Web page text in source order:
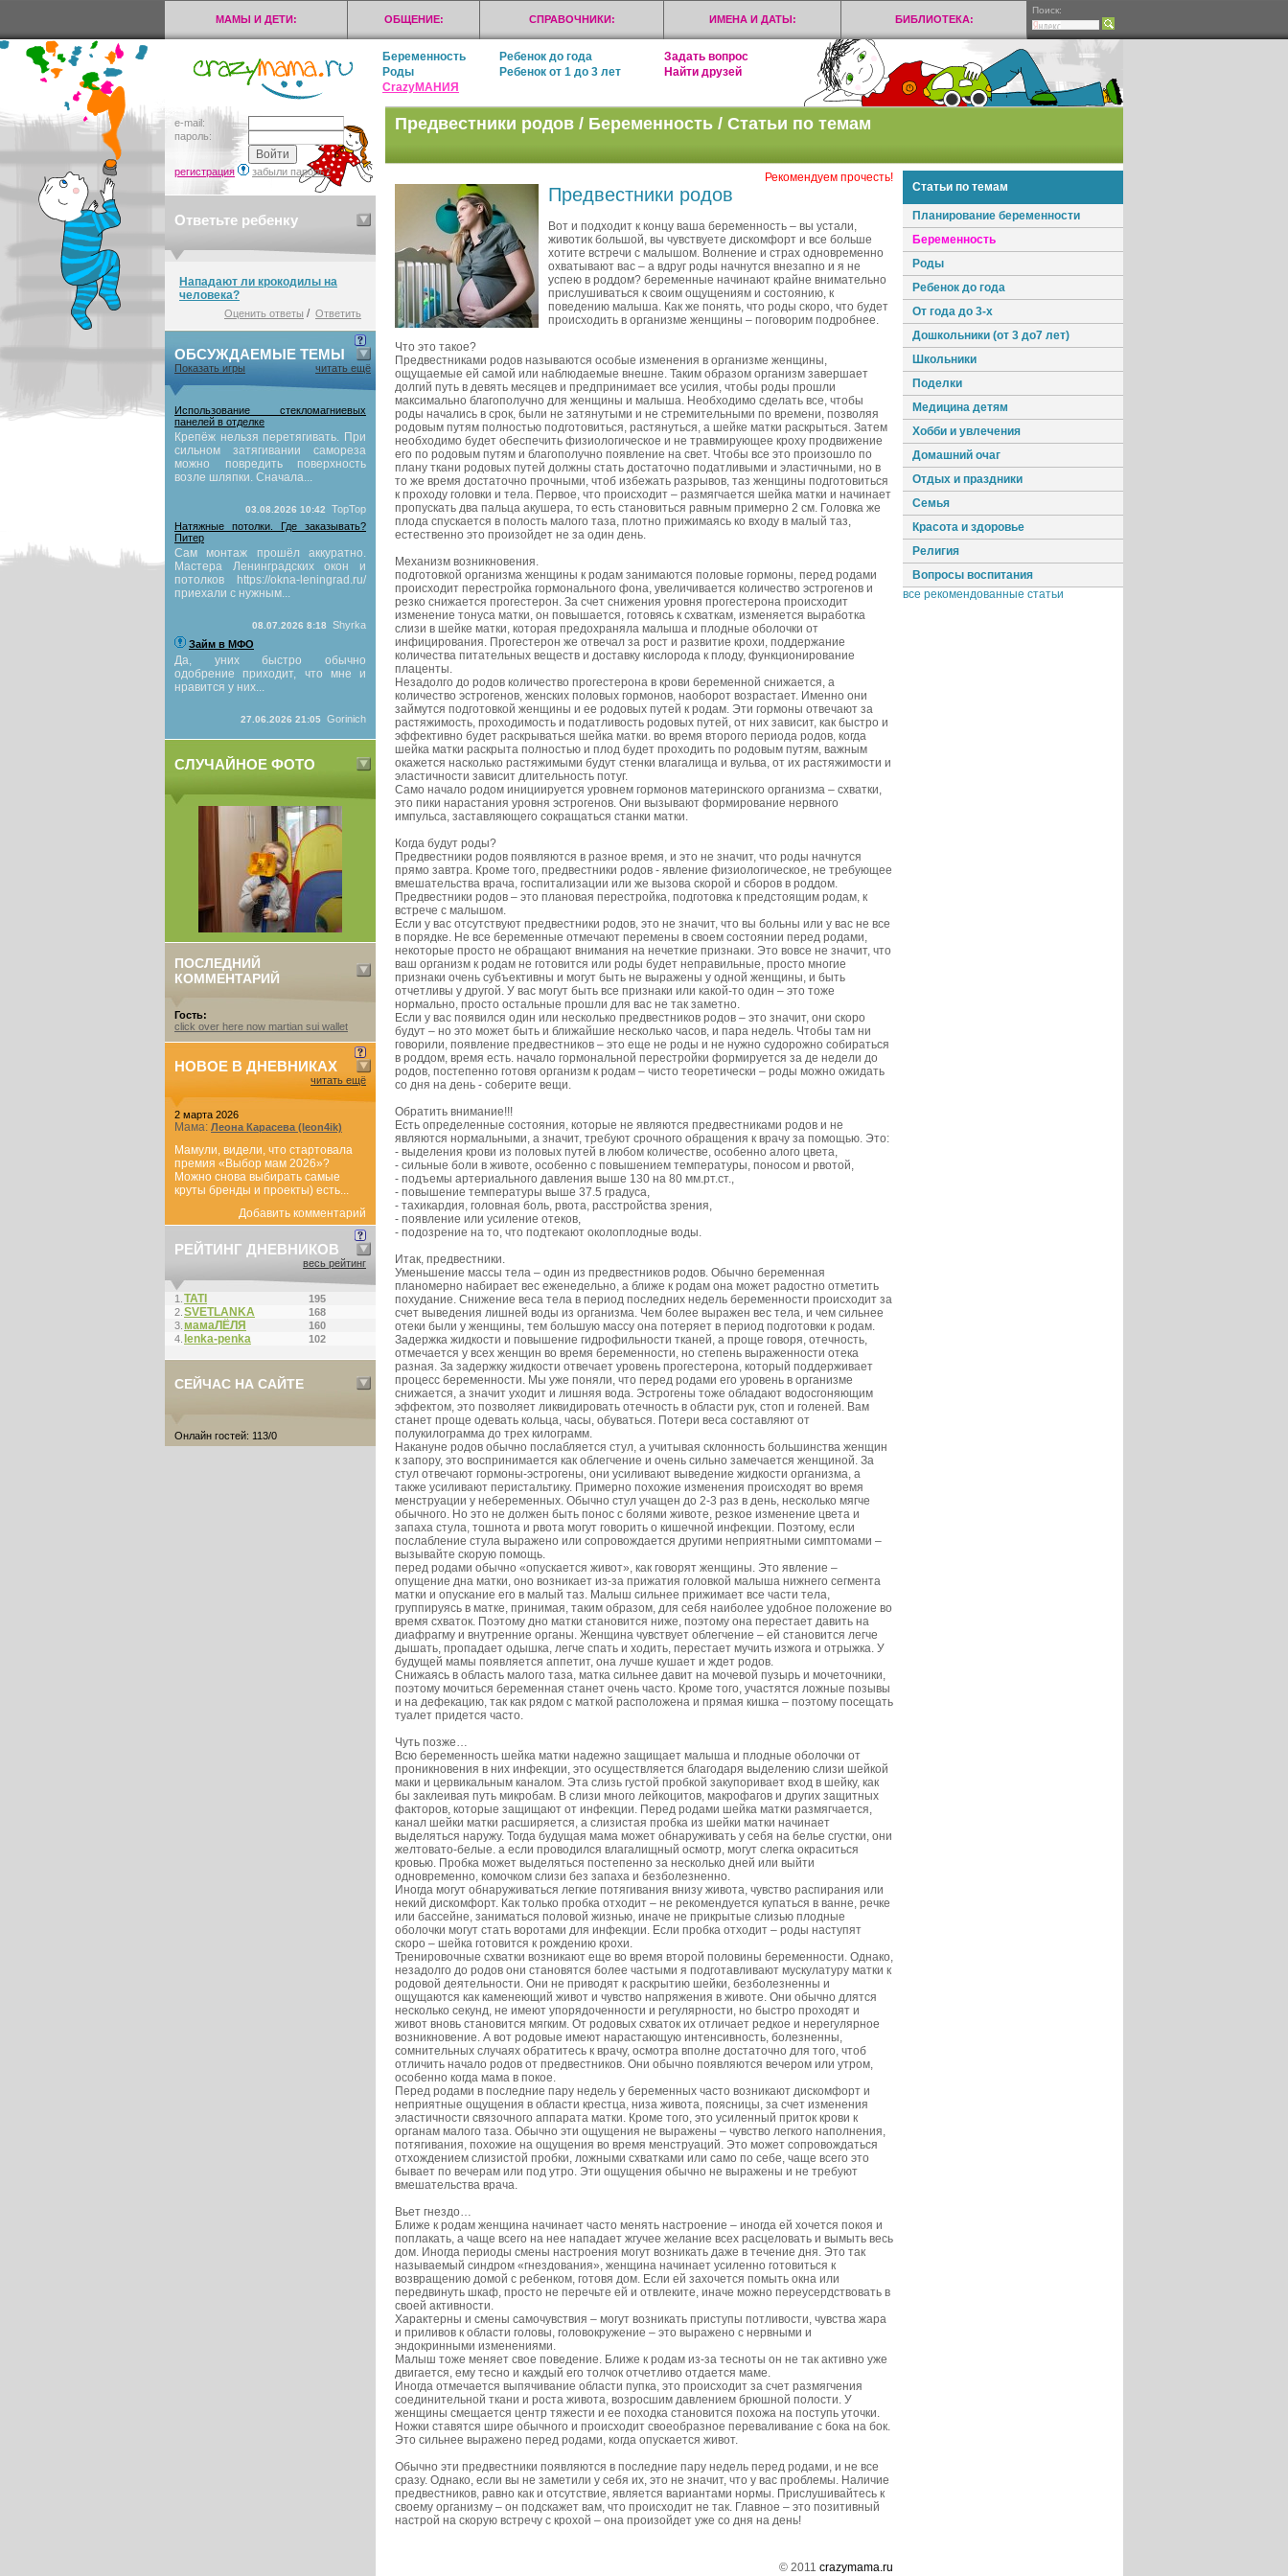
МАМЫ И ДЕТИ: ОБЩЕНИЕ: СПРАВОЧНИКИ: ИМЕНА И ДАТЫ: БИБЛИОТЕКА:
Поиск:
Беременность Ребенок до года
Задать вопрос
Роды
Ребенок от 1 до 3 лет
Найти друзей
CrazyМАНИЯ
e-mail:
пароль:
регистрация забыли пароль?
Ответьте ребенку
Нападают ли крокодилы на
человека?
Оценить ответы / Ответить
ОБСУЖДАЕМЫЕ ТЕМЫ
Показать игры читать ещё
Использование стекломагниевых
панелей в отделке
Крепёж нельзя перетягивать. При
сильном затягивании самореза
можно повредить поверхность
возле шляпки. Сначала...
03.08.2026 10:42
TopTop
Натяжные потолки. Где заказывать?
Питер
Сам монтаж прошёл аккуратно.
Мастера Ленинградских окон и
потолков https://okna-leningrad.ru/
приехали с нужным...
08.07.2026 8:18
Shyrka
Займ в МФО
Да, уних быстро обычно
одобрение приходит, что мне и
нравится у них...
27.06.2026 21:05 Gorinich
СЛУЧАЙНОЕ ФОТО
ПОСЛЕДНИЙ
КОММЕНТАРИЙ
Гость:
click over here now martian sui wallet
НОВОЕ В ДНЕВНИКАХ
читать ещё
2 марта 2026
Мама: Леона Карасева (leon4ik)
Мамули, видели, что стартовала
премия «Выбор мам 2026»?
Можно снова выбирать самые
круты бренды и проекты) есть...
Добавить комментарий
РЕЙТИНГ ДНЕВНИКОВ
весь рейтинг
1. ТАТI
195
2. SVETLANKA
168
3. мамаЛЁЛЯ
160
4. lenka-penka 102
СЕЙЧАС НА САЙТЕ
Онлайн гостей: 113/0
Предвестники родов / Беременность / Статьи по темам
Рекомендуем прочесть!
Предвестники родов
Вот и подходит к концу ваша беременность – вы устали,
животик большой, вы чувствуете дискомфорт и все больше
хотите встречи с малышом. Волнение и страх одновременно
охватывают вас – а вдруг роды начнутся внезапно и я не
успею в роддом? беременные начинают крайне внимательно
прислушиваться к своим ощущениям и состоянию, к
поведению малыша. Как же понять, что роды скоро, что будет
происходить в организме женщины – поговорим подробнее.
Что это такое?
Предвестниками родов называются особые изменения в организме женщины,
ощущаемые ей самой или наблюдаемые внешне. Таким образом организм завершает
долгий путь в девять месяцев и предпринимает все усилия, чтобы роды прошли
максимально благополучно для женщины и малыша. Необходимо сделать все, чтобы
роды начались в срок, были не затянутыми и не стремительными по времени, позволяя
родовым путям полностью подготовиться, растянуться, а шейке матки раскрыться. Затем
необходимо будет обеспечить физиологическое и не травмирующее кроху продвижение
его по родовым путям и благополучно появление на свет. Чтобы все это произошло по
плану ткани родовых путей должны стать достаточно податливыми и эластичными, но в
то же время достаточно прочными, чтоб избежать разрывов, таз женщины подготовиться
к проходу головки и тела. Первое, что происходит – размягчается шейка матки и начинает
пропускать два пальца акушера, то есть становиться равным примерно 2 см. Головка же
плода спускается в полость малого таза, плотно прижимаясь ко входу в малый таз,
естественно это произойдет не за один день.
Механизм возникновения.
подготовкой организма женщины к родам занимаются половые гормоны, перед родами
происходит перестройка гормонального фона, увеличивается количество эстрогенов и
резко снижается прогестерон. За счет снижения уровня прогестерона происходит
изменение тонуса матки, он повышается, готовясь к схваткам, изменяется выработка
слизи в шейке матки, которая предохраняла малыша и плодные оболочки от
инфицирования. Прогестерон же отвечал за рост и развитие крохи, поддержание
количества питательных веществ и доставку кислорода к плоду, функционирование
плаценты.
Незадолго до родов количество прогестерона в крови беременной снижается, а
количество эстрогенов, женских половых гормонов, наоборот возрастает. Именно они
займутся подготовкой женщины и ее родовых путей к родам. Эти гормоны отвечают за
растяжимость, проходимость и податливость родовых путей, от них зависит, как быстро и
эффективно будет раскрываться шейка матки. во время второго периода родов, когда
шейка матки раскрыта полностью и плод будет проходить по родовым путям, важным
окажется насколько растяжимыми будут стенки влагалища и вульва, от их растяжимости и
эластичности зависит длительность потуг.
Само начало родом инициируется уровнем гормонов материнского организма – схватки,
это пики нарастания уровня эстрогенов. Они вызывают формирование нервного
импульса, заставляющего сокращаться станки матки.
Когда будут роды?
Предвестники родов появляются в разное время, и это не значит, что роды начнутся
прямо завтра. Кроме того, предвестники родов - явление физиологическое, не требующее
вмешательства врача, госпитализации или же вызова скорой и сборов в роддом.
Предвестники родов – это плановая перестройка, подготовка к предстоящим родам, к
встрече с малышом.
Если у вас отсутствуют предвестники родов, это не значит, что вы больны или у вас не все
в порядке. Не все беременные отмечают перемены в своем состоянии перед родами,
некоторые просто не обращают внимания на нечеткие признаки. Это вовсе не значит, что
ваш организм к родам не готовится или роды будет неправильные, просто многие
признаки очень субъективны и могут быть не выражены у одной женщины, и быть
отчетливы у другой. У вас могут быть все признаки или какой-то один – это тоже
нормально, просто остальные прошли для вас не так заметно.
Если у вас появился один или несколько предвестников родов – это значит, они скоро
будут – но это может быть и ближайшие несколько часов, и пара недель. Чтобы там ни
говорили, появление предвестников – это еще не роды и не нужно судорожно собираться
в роддом, время есть. начало гормональной перестройки формируется за де недели до
родов, постепенно готовя организм к родам – чисто теоретически – роды можно ожидать
со дня на день - соберите вещи.
Обратить внимание!!!
Есть определенные состояния, которые не являются предвестниками родов и не
являются нормальными, а значит, требуют срочного обращения к врачу за помощью. Это:
- выделения крови из половых путей в любом количестве, особенно алого цвета,
- сильные боли в животе, особенно с повышением температуры, поносом и рвотой,
- подъемы артериального давления выше 130 на 80 мм.рт.ст.,
- повышение температуры выше 37.5 градуса,
- тахикардия, головная боль, рвота, расстройства зрения,
- появление или усиление отеков,
- подозрение на то, что подтекают околоплодные воды.
Итак, предвестники.
Уменьшение массы тела – один из предвестников родов. Обычно беременная
планомерно набирает вес еженедельно, а ближе к родам она может радостно отметить
похудание. Снижение веса тела в период последних недель беременности происходит за
счет выведения лишней воды из организма. Чем более выражен вес тела, и чем сильнее
отеки были у женщины, тем большую массу она потеряет в период подготовки к родам.
Задержка жидкости и повышение гидрофильности тканей, а проще говоря, отечность,
отмечается у всех женщин во время беременности, но степень выраженности отека
разная. За задержку жидкости отвечает уровень прогестерона, который поддерживает
процесс беременности. Мы уже поняли, что перед родами его уровень в организме
снижается, а значит уходит и лишняя вода. Эстрогены тоже обладают водосгоняющим
эффектом, это позволяет ликвидировать отечность в области рук, стоп и голеней. Вам
станет проще одевать кольца, часы, обуваться. Потери веса составляют от
полукилограмма до трех килограмм.
Накануне родов обычно послабляется стул, а учитывая склонность большинства женщин
к запору, это воспринимается как облегчение и очень сильно замечается женщиной. За
стул отвечают гормоны-эстрогены, они усиливают выведение жидкости организма, а
также усиливают перистальтику. Примерно похожие изменения происходят во время
менструации у небеременных. Обычно стул учащен до 2-3 раз в день, несколько мягче
обычного. Но это не должен быть понос с болями животе, резкое изменение цвета и
запаха стула, тошнота и рвота могут говорить о кишечной инфекции. Поэтому, если
послабление стула выражено или сопровождается другими неприятными симптомами –
вызывайте скорую помощь.
перед родами обычно «опускается живот», как говорят женщины. Это явление –
опущение дна матки, оно возникает из-за прижатия головкой малыша нижнего сегмента
матки и опускание его в малый таз. Малыш сильнее прижимает все части тела,
группируясь в матке, принимая, таким образом, для себя наиболее удобное положение во
время схваток. Поэтому дно матки становится ниже, поэтому она перестает давить на
диафрагму и внутренние органы. Женщина чувствует облегчение – ей становится легче
дышать, пропадает одышка, легче спать и ходить, перестает мучить изжога и отрыжка. У
будущей мамы появляется аппетит, она лучше кушает и ждет родов.
Снижаясь в область малого таза, матка сильнее давит на мочевой пузырь и мочеточники,
поэтому мочиться беременная станет очень часто. Кроме того, участятся ложные позывы
и на дефекацию, так как рядом с маткой расположена и прямая кишка – поэтому посещать
туалет придется часто.
Чуть позже…
Всю беременность шейка матки надежно защищает малыша и плодные оболочки от
проникновения в них инфекции, это осуществляется благодаря выделению слизи шейкой
маки и цервикальным каналом. Эта слизь густой пробкой закупоривает вход в шейку, как
бы заклеивая путь микробам. В слизи много лейкоцитов, макрофагов и других защитных
факторов, которые защищают от инфекции. Перед родами шейка матки размягчается,
канал шейки матки расширяется, а слизистая пробка из шейки матки начинает
выделяться наружу. Тогда будущая мама может обнаруживать у себя на белье сгустки, они
желтовато-белые. а если проводился влагалищный осмотр, могут слегка окраситься
кровью. Пробка может выделяться постепенно за несколько дней или выйти
одновременно, комочком слизи без запаха и безболезненно.
Иногда могут обнаруживаться легкие потягивания внизу живота, чувство распирания или
некий дискомфорт. Как только пробка отходит – не рекомендуется купаться в ванне, речке
или бассейне, заниматься половой жизнью, иначе не прикрытые слизью плодные
оболочки могут стать воротами для инфекции. Если пробка отходит – роды наступят
скоро – шейка готовится к рождению крохи.
Тренировочные схватки возникают еще во время второй половины беременности. Однако,
незадолго до родов они становятся более частыми я подготавливают мускулатуру матки к
родовой деятельности. Они не приводят к раскрытию шейки, безболезненны и
ощущаются как каменеющий живот и чувство напряжения в животе. Они обычно длятся
несколько секунд, не имеют упорядоченности и регулярности, но быстро проходят и
живот вновь становится мягким. От родовых схваток их отличает редкое и нерегулярное
возникновение. А вот родовые имеют нарастающую интенсивность, болезненны,
сомнительных случаях обратитесь к врачу, осмотра вполне достаточно для того, чтоб
отличить начало родов от предвестников. Они обычно появляются вечером или утром,
особенно когда мама в покое.
Перед родами в последние пару недель у беременных часто возникают дискомфорт и
неприятные ощущения в области крестца, низа живота, поясницы, за счет изменения
эластичности связочного аппарата матки. Кроме того, это усиленный приток крови к
органам малого таза. Обычно эти ощущения не выражены – чувство легкого наполнения,
потягивания, похожие на ощущения во время менструаций. Это может сопровождаться
отхождением слизистой пробки, ложными схватками или само по себе, чаще всего это
бывает по вечерам или под утро. Эти ощущения обычно не выражены и не требуют
вмешательства врача.
Вьет гнездо…
Ближе к родам женщина начинает часто менять настроение – иногда ей хочется покоя и
поплакать, а чаще всего на нее нападает жгучее желание всех расцеловать и вымыть весь
дом. Иногда периоды смены настроения могут возникать даже в течение дня. Это так
называемый синдром «гнездования», женщина начинает усиленно готовиться к
возвращению домой с ребенком, готовя дом. Если ей захочется помыть окна или
передвинуть шкаф, просто не перечьте ей и отвлеките, иначе можно переусердствовать в
своей активности.
Характерны и смены самочувствия – могут возникать приступы потливости, чувства жара
и приливов к области головы, головокружение – это выражено с нервными и
эндокринными изменениями.
Малыш тоже меняет свое поведение. Ближе к родам из-за тесноты он не так активно уже
двигается, ему тесно и каждый его толчок отчетливо отдается маме.
Иногда отмечается выпячивание области пупка, это происходит за счет размягчения
соединительной ткани и роста живота, возросшим давлением брюшной полости. У
женщины смещается центр тяжести и ее походка становится похожа на поступь уточки.
Ножки ставятся шире обычного и происходит своеобразное переваливание с бока на бок.
Это сильнее выражено перед родами, когда опускается живот.
Обычно эти предвестники появляются в последние пару недель перед родами, и не все
сразу. Однако, если вы не заметили у себя их, это не значит, что у вас проблемы. Наличие
предвестников, равно как и отсутствие, является вариантами нормы. Прислушивайтесь к
своему организму – он подскажет вам, что происходит не так. Главное – это позитивный
настрой на скорую встречу с крохой – она произойдет уже со дня на день!
© 2011 crazymama.ru
Статьи по темам
Планирование беременности
Беременность
Роды
Ребенок до года
От года до 3-х
Дошкольники (от 3 до7 лет)
Школьники
Поделки
Медицина детям
Хобби и увлечения
Домашний очаг
Отдых и праздники
Семья
Красота и здоровье
Религия
Вопросы воспитания
все рекомендованные статьи